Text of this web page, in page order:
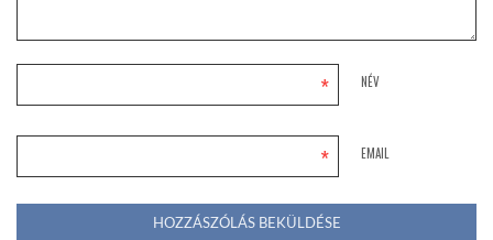
NÉV
*
EMAIL
*